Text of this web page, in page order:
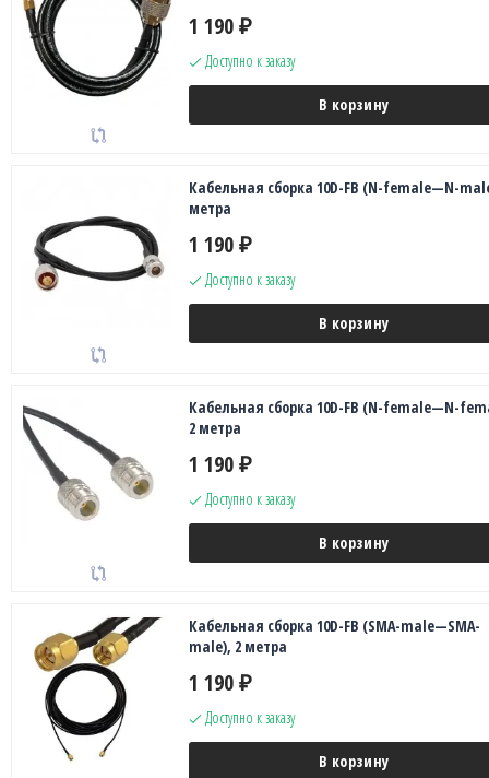
1 190 ₽
Доступно к заказу
В корзину
Кабельная сборка 10D-FB (N-female—N-
метра
1 190 ₽
Доступно к заказу
В корзину
Кабельная сборка 10D-FB (N-female—N-
2 метра
1 190 ₽
Доступно к заказу
В корзину
Кабельная сборка 10D-FB (SMA-male—SMA-
male), 2 метра
1 190 ₽
Доступно к заказу
В корзину